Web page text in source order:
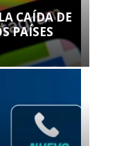
CAÍDA DE
PAÍSES